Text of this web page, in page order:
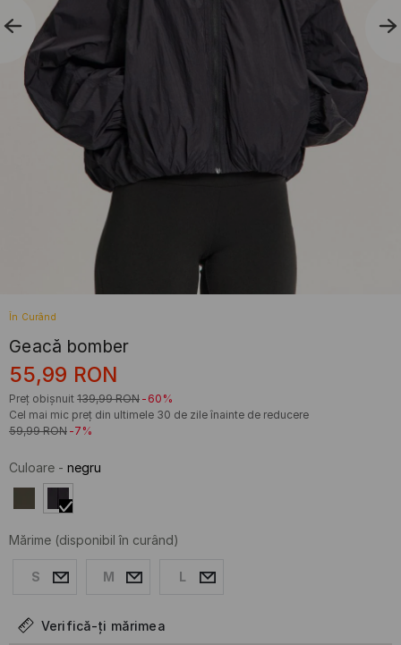
În Curând
Geacă bomber
55,99 RON
Preț obișnuit 139,99 RON -60%
Cel mai mic preț din ultimele 30 de zile înainte de reducere
59,99 RON -7%
Culoare - negru
Mărime (disponibil în curând)
S M L
Verifică-ți mărimea